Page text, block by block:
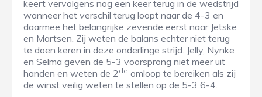
keert vervolgens nog een keer terug in de wedstrijd
wanneer het verschil terug loopt naar de 4-3 en
daarmee het belangrijke zevende eerst naar Jetske
en Martsen. Zij weten de balans echter niet terug
te doen keren in deze onderlinge strijd. Jelly, Nynke
en Selma geven de 5-3 voorsprong niet meer uit
handen en weten de 2 de omloop te bereiken als zij
de winst veilig weten te stellen op de 5-3 6-4.